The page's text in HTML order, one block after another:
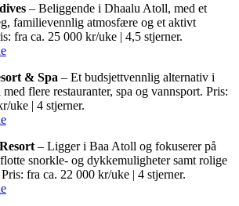
– Beliggende i Dhaalu Atoll, med et
familievennlig atmosfære og et aktivt
fra ca. 25 000 kr/uke | 4,5 stjerner.
& Spa – Et budsjettvennlig alternativ i
flere restauranter, spa og vannsport. Pris:
uke | 4 stjerner.
– Ligger i Baa Atoll og fokuserer på
snorkle- og dykkemuligheter samt rolige
fra ca. 22 000 kr/uke | 4 stjerner.